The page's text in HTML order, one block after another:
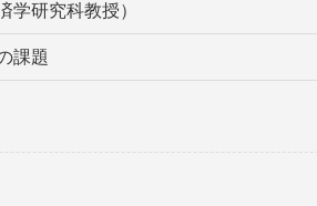
学研究科教授）
課題